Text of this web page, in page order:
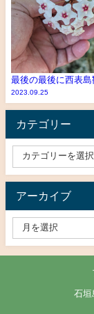
最後の最後に西表島
2023.09.25
カテゴリー
アーカイブ
© 石垣